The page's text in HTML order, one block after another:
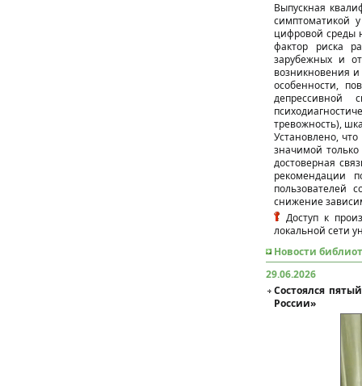
Выпускная
симптоматикой
цифровой среды
фактор риска
зарубежных и
возникновения
особенности,
депрессивной
тревожность),
Установлено,
значимой
достоверная
рекомендации
пользователей
снижение
Доступ к
локальной сети
Новости
29.06.2026
Состоялся
России»